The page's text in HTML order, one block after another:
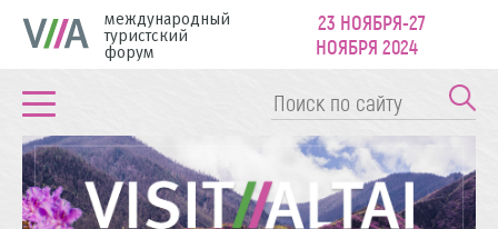
международный
туристский
форум
23 НОЯБРЯ-27
НОЯБРЯ 2024